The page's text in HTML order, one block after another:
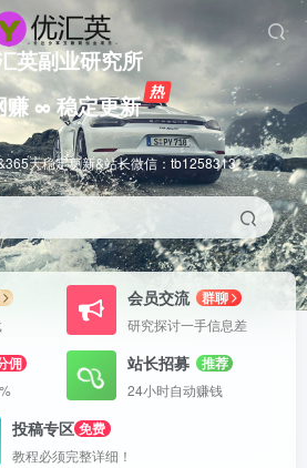
英副业研究所
赚 ∞ 稳定更新
天稳定更新&站长微信：tb1258313
会员交流
群聊
研究探讨一手信息差
佣
站长招募
推荐
24小时自动赚钱
投稿专区 免费
教程必须完整详细！